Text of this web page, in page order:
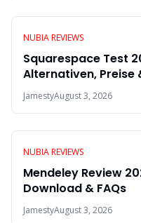
NUBIA REVIEWS
Squarespace Test
Alternativen, Preise
JamestyAugust 3, 2026
NUBIA REVIEWS
Mendeley Review
Download & FAQs
JamestyAugust 3, 2026